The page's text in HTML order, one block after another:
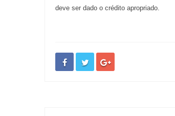
deve ser dado o crédito apropriado.